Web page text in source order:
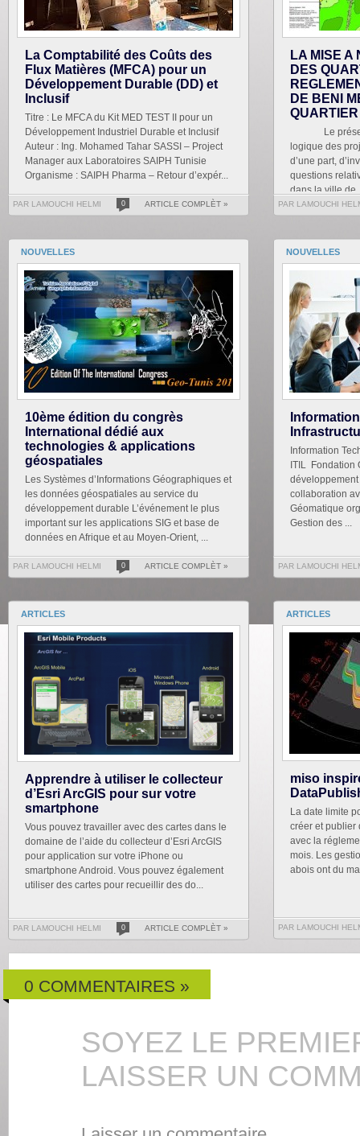
La Comptabilité des Coûts des
Flux Matières (MFCA) pour un
Développement Durable (DD) et
Inclusif
Titre : Le MFCA du Kit MED TEST II pour un
Développement Industriel Durable et Inclusif
Auteur : Ing. Mohamed Tahar SASSI – Project
Manager aux Laboratoires SAIPH Tunisie
Organisme : SAIPH Pharma – Retour d’expér...
PAR LAMOUCHI HELMI 0 ARTICLE COMPLÈT »
LA MISE A
DES
DE BENI
Le présent
logique des
d’une part,
questions
dans la ville de
PAR LAMOUCHI
NOUVELLES
10ème édition du congrès
International dédié aux
technologies & applications
géospatiales
Les Systèmes d’Informations Géographiques et
les données géospatiales au service du
développement durable L’événement le plus
important sur les applications SIG et base de
données en Afrique et au Moyen-Orient, ...
PAR LAMOUCHI HELMI 0 ARTICLE COMPLÈT »
NOUVELLES
Information
ITIL Fondation
collaboration
Géomatique
Gestion des ...
PAR LAMOUCHI
ARTICLES
Apprendre à utiliser le collecteur
d’Esri ArcGIS pour sur votre
smartphone
Vous pouvez travailler avec des cartes dans le
domaine de l’aide du collecteur d’Esri ArcGIS
pour application sur votre iPhone ou
smartphone Android. Vous pouvez également
utiliser des cartes pour recueillir des do...
PAR LAMOUCHI HELMI 0 ARTICLE COMPLÈT »
ARTICLES
miso
La date limite
créer et publier
avec la
mois. Les
abois ont du
PAR LAMOUCHI
0 COMMENTAIRES »
SOYEZ LE
LAISSER UN